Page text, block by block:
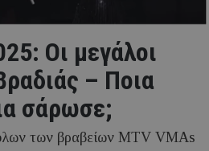
Oι μεγάλοι
– Ποια
σάρωσε;
όλων των βραβείων MTV VMAs